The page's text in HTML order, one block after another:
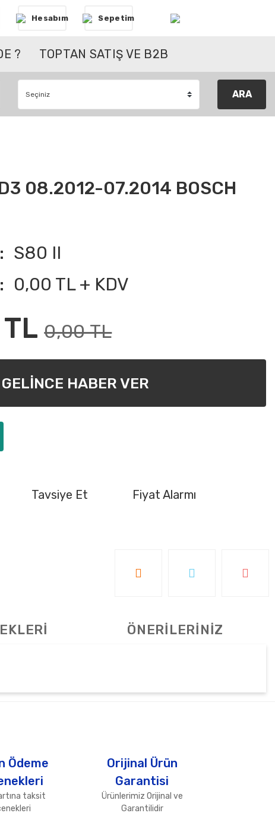
Hesabım Sepetim
? TOPTAN SATIŞ VE B2B
ARA
08.2012-07.2014 BOSCH
S80 II
0,00 TL + KDV
0,00 TL
GELİNCE HABER VER
Tavsiye Et
Fiyat Alarmı
ÖNERİLERİNİZ
Ödeme
taksit
Orijinal Ürün
Garantisi
Ürünlerimiz Orijinal ve
Garantilidir